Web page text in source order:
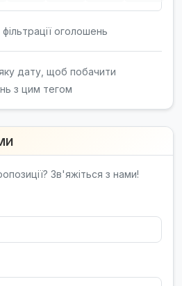
оголошень
дату, щоб побачити
з цим тегом
Зв'яжіться з нами!